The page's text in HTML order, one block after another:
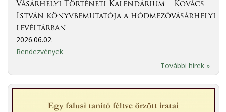
Vásárhelyi Történeti Kalendárium – Kovács
István könyvbemutatója a hódmezővásárhelyi
levéltárban
2026.06.02.
Rendezvények
További hírek »